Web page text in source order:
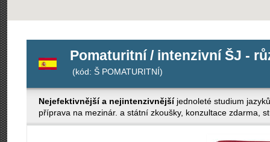
Pomaturitní / intenzivní ŠJ -
(kód: Š POMATURITNÍ)
Nejefektivnější a nejintenzivnějšíjednoleté studium
příprava na mezinár. a státní zkoušky, konzultace zdarma,